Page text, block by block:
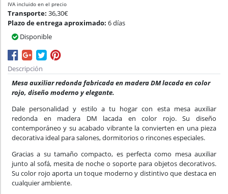
IVA incluido en el precio
Transporte: 36,30€
Plazo de entrega aproximado: 6 días
Disponible
Descripción
Mesa auxiliar redonda fabricada en madera DM lacada en color
rojo, diseño moderno y elegante.
Dale personalidad y estilo a tu hogar con esta mesa auxiliar
redonda en madera DM lacada en color rojo. Su diseño
contemporáneo y su acabado vibrante la convierten en una pieza
decorativa ideal para salones, dormitorios o rincones especiales.
Gracias a su tamaño compacto, es perfecta como mesa auxiliar
junto al sofá, mesita de noche o soporte para objetos decorativos.
Su color rojo aporta un toque moderno y distintivo que destaca en
cualquier ambiente.